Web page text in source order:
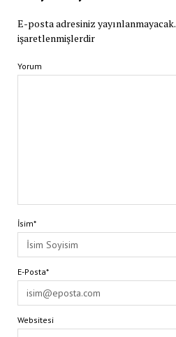
E-posta adresiniz yayınlanmayacak.
işaretlenmişlerdir
Yorum
İsim*
E-Posta*
Websitesi